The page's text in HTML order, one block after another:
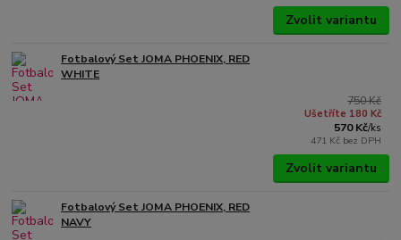
Zvolit variantu
Fotbalový Set JOMA PHOENIX, RED
WHITE
750 Kč
Ušetříte 180 Kč
570 Kč/ks
471 Kč bez DPH
Zvolit variantu
Fotbalový Set JOMA PHOENIX, RED
NAVY